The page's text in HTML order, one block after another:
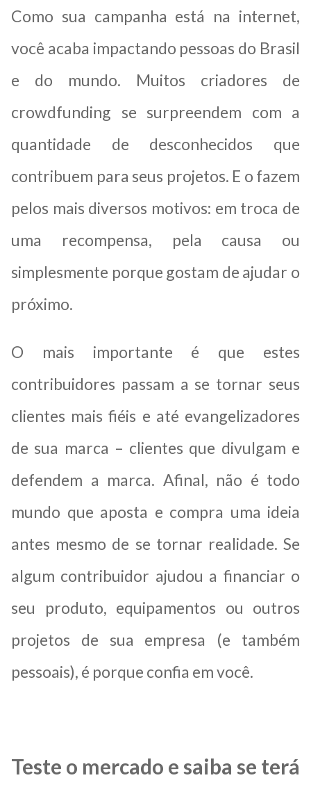
Como sua campanha está na internet,
você acaba impactando pessoas do Brasil
e do mundo. Muitos criadores de
crowdfunding se surpreendem com a
quantidade de desconhecidos que
contribuem para seus projetos. E o fazem
pelos mais diversos motivos: em troca de
uma recompensa, pela causa ou
simplesmente porque gostam de ajudar o
próximo.
O mais importante é que estes
contribuidores passam a se tornar seus
clientes mais fiéis e até evangelizadores
de sua marca – clientes que divulgam e
defendem a marca. Afinal, não é todo
mundo que aposta e compra uma ideia
antes mesmo de se tornar realidade. Se
algum contribuidor ajudou a financiar o
seu produto, equipamentos ou outros
projetos de sua empresa (e também
pessoais), é porque confia em você.
Teste o mercado e saiba se terá